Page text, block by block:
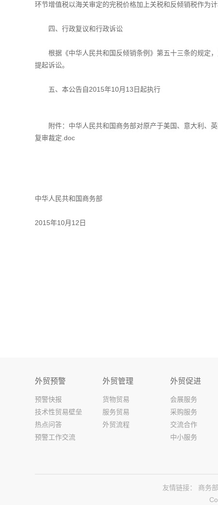
环节增值税以海关审定的完税价格加上关税和反倾销税作为计
四、行政复议和行政诉讼
根据《中华人民共和国反倾销条例》第五十三条的规定，
提起诉讼。
五、本公告自2015年10月13日起执行
附件：中华人民共和国商务部对原产于美国、意大利、英
复审裁定.doc
中华人民共和国商务部
2015年10月12日
外贸预警
预警快报
技术性贸易壁垒
热点问答
预警工作交流
外贸管理
货物贸易
服务贸易
外贸流程
外贸促进
会展服务
采购服务
交流合作
中小服务
友情链接： 商务部